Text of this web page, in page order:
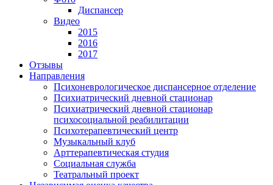
Диспансер
Видео
2015
2016
2017
Отзывы
Направления
Психоневрологическое диспансерное отделение
Психиатрический дневной стационар
Психиатрический дневной стационар
психосоциальной реабилитации
Психотерапевтический центр
Музыкальный клуб
Арттерапевтическая студия
Социальная служба
Театральный проект